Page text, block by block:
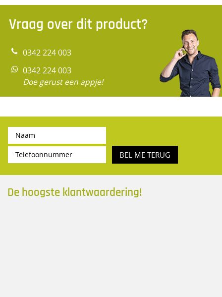
Vraag over dit product?
0342 224 003
0342 224 003
Doe gerust een appje!
BEL ME TERUG
De hoogste klantwaardering!